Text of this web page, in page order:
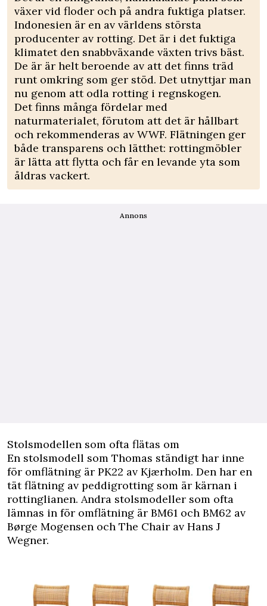
växer vid floder och på andra fuktiga platser.
Indonesien är en av världens största
producenter av rotting. Det är i det fuktiga
klimatet den snabbväxande växten trivs bäst.
De är är helt beroende av att det finns träd
runt omkring som ger stöd. Det utnyttjar man
nu genom att odla rotting i regnskogen.
Det finns många fördelar med
naturmaterialet, förutom att det är hållbart
och rekommenderas av WWF. Flätningen ger
både transparens och lätthet: rottingmöbler
är lätta att flytta och får en levande yta som
åldras vackert.
Annons
Stolsmodellen som ofta flätas om
En stolsmodell som Thomas ständigt har inne
för omflätning är PK22 av Kjærholm. Den har en
tät flätning av peddigrotting som är kärnan i
rottinglianen. Andra stolsmodeller som ofta
lämnas in för omflätning är BM61 och BM62 av
Børge Mogensen och The Chair av Hans J
Wegner.